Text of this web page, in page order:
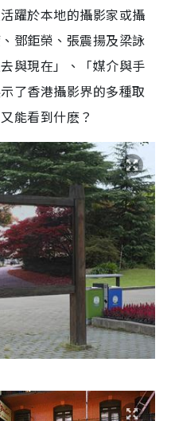
躍於本地的攝影家或攝
鄧鉅榮、張震揚及梁詠
與現在」、「媒介與手
了香港攝影界的多種取
能看到什麽？